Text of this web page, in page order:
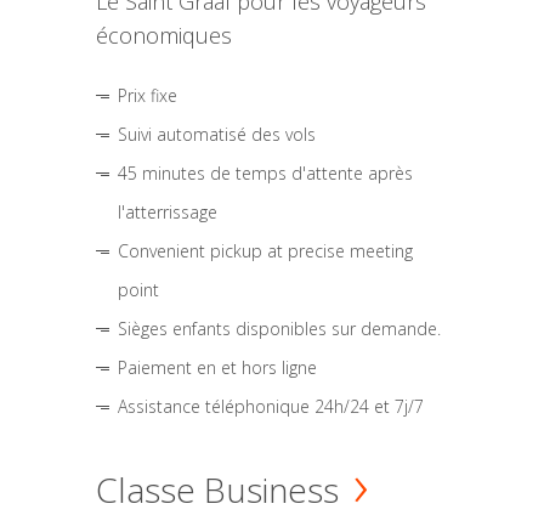
économiques
Prix fixe
Suivi automatisé des vols
45 minutes de temps d'attente après
l'atterrissage
Convenient pickup at precise meeting
point
Sièges enfants disponibles sur demande.
Paiement en et hors ligne
Assistance téléphonique 24h/24 et 7j/7
Classe Business